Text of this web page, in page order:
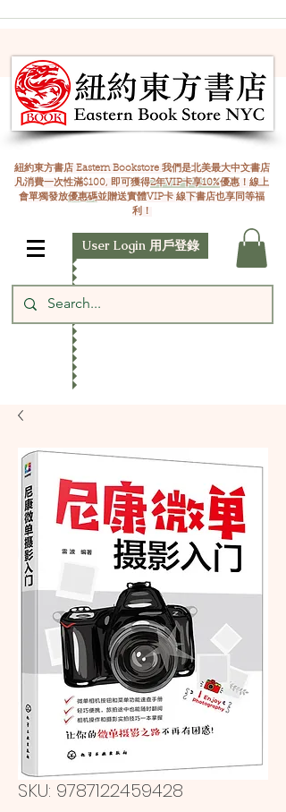
紐約東方書店 Eastern Bookstore 我們是北美最大中文書店
凡消費一次性滿$100, 即可獲得2年VIP卡享10%優惠！線上
會單獨發放優惠碼並贈送實體VIP卡 線下書店也享同等福
利！
User Login 用戶登錄
SKU: 9787122459428